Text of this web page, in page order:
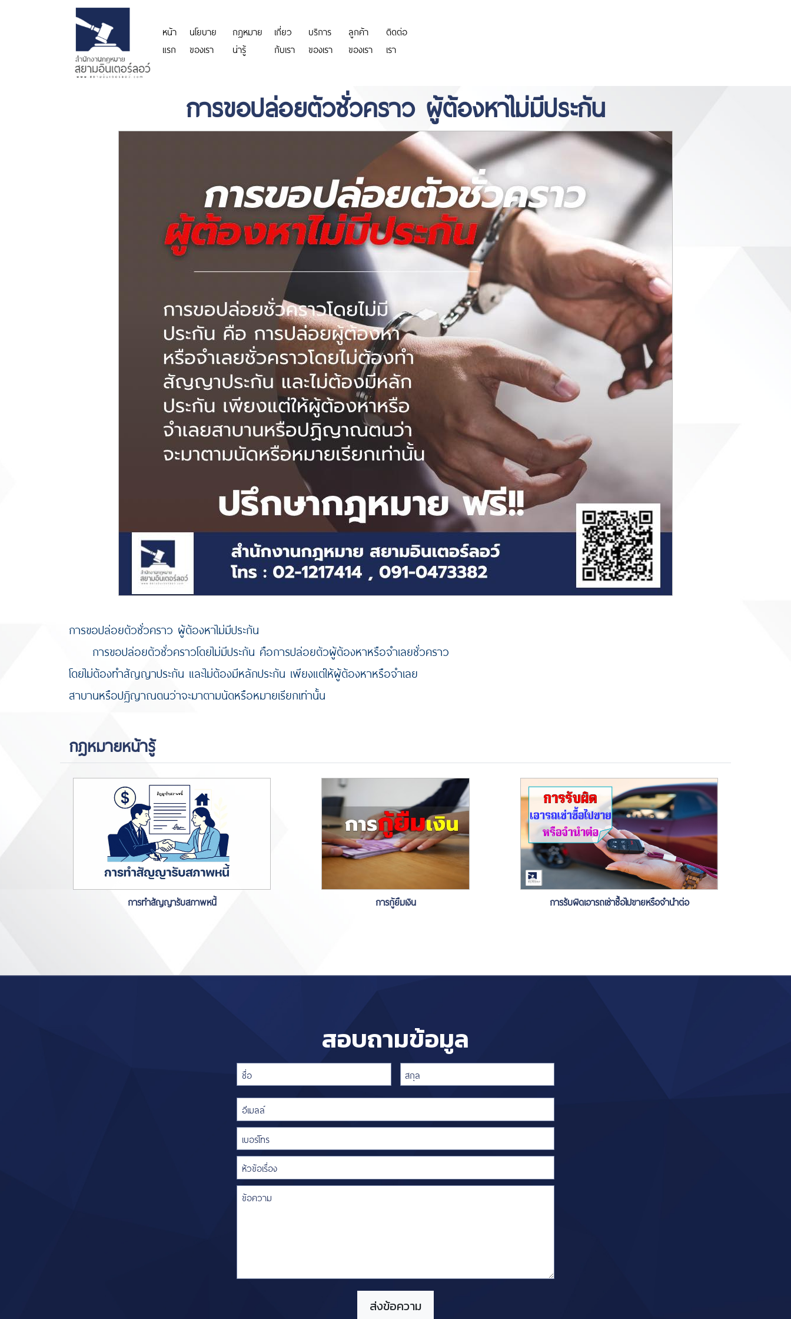
หน้า
แรก
นโยบาย
ของเรา
กฎหมาย
น่ารู้
เกี่ยว
กับเรา
บริการ
ของเรา
ลูกค้า
ของเรา
ติดต่อ
เรา
การขอปล่อยตัวชั่วคราว ผู้ต้องหาไม่มีประกัน
การขอปล่อยตัวชั่วคราว ผู้ต้องหาไม่มีประกัน
การขอปล่อยตัวชั่วคราวโดยไม่มีประกัน คือการปล่อยตัวผู้ต้องหาหรือจำเลยชั่วคราว
โดยไม่ต้องทำสัญญาประกัน และไม่ต้องมีหลักประกัน เพียงแต่ให้ผู้ต้องหาหรือจำเลย
สาบานหรือปฏิญาณตนว่าจะมาตามนัดหรือหมายเรียกเท่านั้น
กฎหมายหน้ารู้
การทำสัญญารับสภาพหนี้ การกู้ยืมเงิน การรับผิดเอารถเช่าซื้อไปขายหรือจำนำต่อ
สอบถามข้อมูล